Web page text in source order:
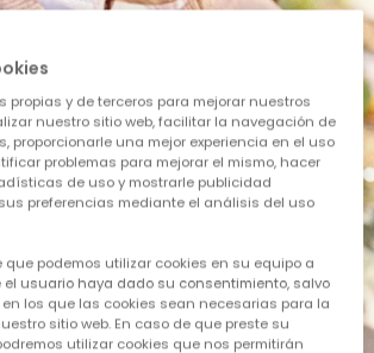
1 2 3 4 5
propias y de terceros para mejorar nuestros
nuestro sitio web, facilitar la navegación de
proporcionarle una mejor experiencia en el uso
problemas para mejorar el mismo, hacer
de uso y mostrarle publicidad
preferencias mediante el análisis del uso
que podemos utilizar cookies en su equipo a
usuario haya dado su consentimiento, salvo
los que las cookies sean necesarias para la
sitio web. En caso de que preste su
utilizar cookies que nos permitirán